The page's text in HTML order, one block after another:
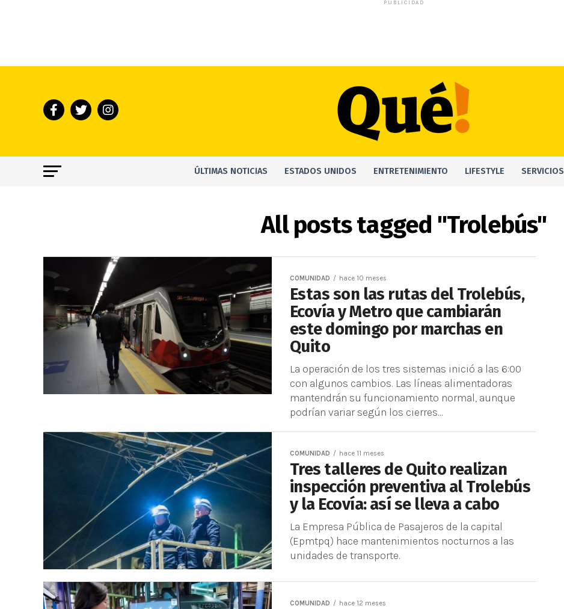
PUBLICIDAD
ÚLTIMAS NOTICIAS ESTADOS UNIDOS ENTRETENIMIENTO LIFESTYLE SERVICIOS
All posts tagged "Trolebús"
COMUNIDAD hace 10 meses
Estas son las rutas del Trolebús,
Ecovía y Metro que cambiarán
este domingo por marchas en
Quito
La operación de los tres sistemas inició a las 6:00
con algunos cambios. Las líneas alimentadoras
mantendrán su funcionamiento normal, aunque
podrían variar según los cierres...
COMUNIDAD hace 11 meses
Tres talleres de Quito realizan
inspección preventiva al Trolebús
y la Ecovía: así se lleva a cabo
La Empresa Pública de Pasajeros de la capital
(Epmtpq) hace mantenimientos nocturnos a las
unidades de transporte.
COMUNIDAD hace 12 meses